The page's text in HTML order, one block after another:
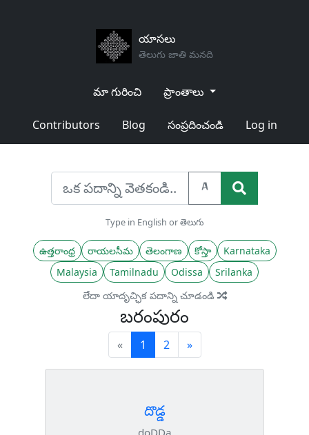
యాసలు
తెలుగు జాతి మనది
మా గురించి ప్రాంతాలు
Contributors Blog సంప్రదించండి Log in
A
Type in English or తెలుగు
ఉత్తరాంధ్ర రాయలసీమ తెలంగాణ కోస్తా
Karnataka
Malaysia
Tamilnadu Odissa
Srilanka
లేదా యాదృచ్ఛిక పదాన్ని చూడండి
బరంపురం
« 1 (current)
2 »Next
దొడ్డ
doDDa